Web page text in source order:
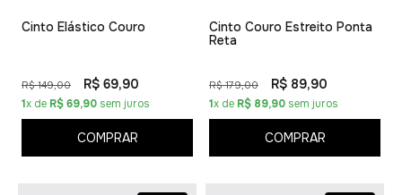
Cinto Elástico Couro
R$ 149,00 R$ 69,90
1x de R$ 69,90 sem juros
COMPRAR
Cinto Couro Estreito Ponta
Reta
R$ 179,00 R$ 89,90
1x de R$ 89,90 sem juros
COMPRAR